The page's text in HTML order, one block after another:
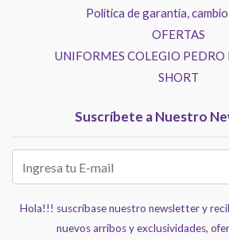
Política de garantía,
OFERTAS
UNIFORMES COLEGIO
SHORT
Suscríbete a Nuestro
Hola!!! suscríbase nuestro newsletter y
nuevos arribos y exclusividades,